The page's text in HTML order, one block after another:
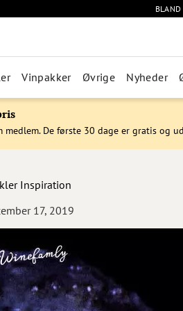
Vinpakker Øvrige Nyheder
medlem. De første 30 dage er gratis og
Inspiration
17, 2019